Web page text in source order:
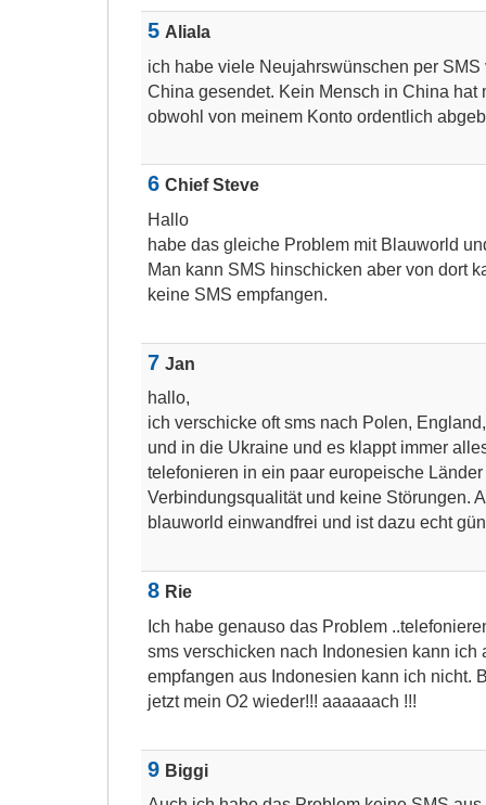
5 Aliala
ich habe viele Neujahrswünschen per
China gesendet. Kein Mensch in China hat
obwohl von meinem Konto ordentlich
6 Chief Steve
Hallo
habe das gleiche Problem mit Blauworld
Man kann SMS hinschicken aber von dort
keine SMS empfangen.
7 Jan
hallo,
ich verschicke oft sms nach Polen,
und in die Ukraine und es klappt immer
telefonieren in ein paar europeische
Verbindungsqualität und keine Störungen.
blauworld einwandfrei und ist dazu echt
8 Rie
Ich habe genauso das Problem
sms verschicken nach Indonesien kann
empfangen aus Indonesien kann ich nicht.
jetzt mein O2 wieder!!! aaaaaach !!!
9 Biggi